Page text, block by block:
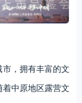
，拥有丰富的文
中原地区露营文